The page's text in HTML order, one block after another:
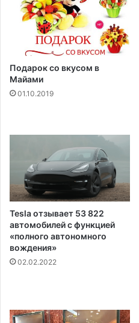
Подарок со вкусом в
Майами
01.10.2019
Tesla отзывает 53 822
автомобилей с функцией
«полного автономного
вождения»
02.02.2022